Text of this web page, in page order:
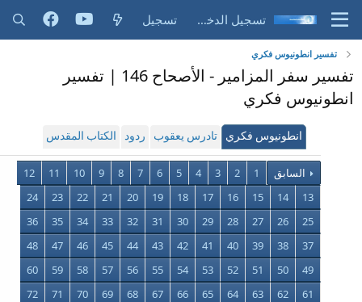
تسجيل الدخول تسجيل
تفسير انطونيوس فكري
تفسير سفر المزامير - الأصحاح 146 | تفسير
انطونيوس فكري
انطونيوس فكري تادرس يعقوب ردود الكتاب المقدس
السابق 1
2
3
4
5
6
7
8
9
10
11
12
13
14
15
16
17
18
19
20
21
22
23
24
25
26
27
28
29
30
31
32
33
34
35
36
37
38
39
40
41
42
43
44
45
46
47
48
49
50
51
52
53
54
55
56
57
58
59
60
61
62
63
64
65
66
67
68
69
70
71
72